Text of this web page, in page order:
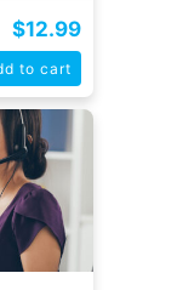
$12.99
to cart